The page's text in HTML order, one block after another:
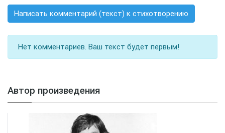
Написать комментарий (текст) к стихотворению
Нет комментариев. Ваш текст будет первым!
Автор произведения